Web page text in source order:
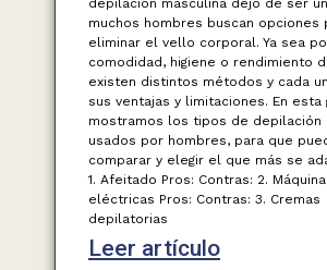
depilación masculina dejó de ser
muchos hombres buscan opciones
eliminar el vello corporal. Ya sea
comodidad, higiene o rendimiento
existen distintos métodos y cada
sus ventajas y limitaciones. En esta
mostramos los tipos de depilación
usados por hombres, para que
comparar y elegir el que más se
1. Afeitado Pros: Contras: 2.
eléctricas Pros: Contras: 3. Cremas
depilatorias
Leer artículo